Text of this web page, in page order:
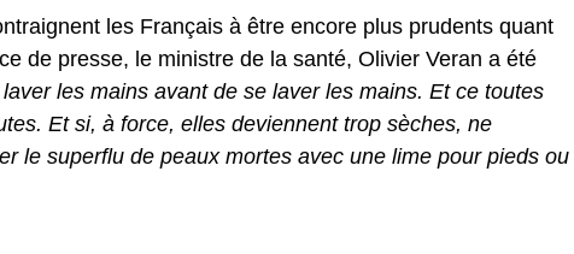
les Français à être encore plus prudents quant
de presse, le ministre de la santé, Olivier Veran a été
les mains avant de se laver les mains. Et ce toutes
Et si, à force, elles deviennent trop sèches, ne
le superflu de peaux mortes avec une lime pour pieds ou